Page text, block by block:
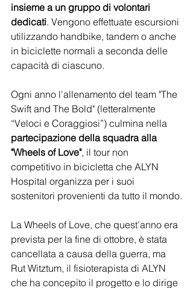
insieme a un gruppo di volontari
dedicati. Vengono effettuate escursioni
utilizzando handbike, tandem o anche
in biciclette normali a seconda delle
capacità di ciascuno.
Ogni anno l'allenamento del team "The
Swift and The Bold" (letteralmente
“Veloci e Coraggiosi”) culmina nella
partecipazione della squadra alla
"Wheels of Love", il tour non
competitivo in bicicletta che ALYN
Hospital organizza per i suoi
sostenitori provenienti da tutto il mondo.
La Wheels of Love, che quest’anno era
prevista per la fine di ottobre, è stata
cancellata a causa della guerra, ma
Rut Witztum, il fisioterapista di ALYN
che ha concepito il progetto e lo dirige